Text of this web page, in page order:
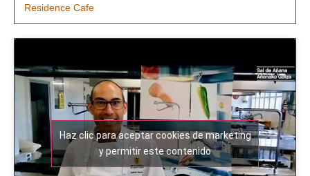
Residence Cafe
Haz clic para aceptar cookies de marketing
y permitir este contenido